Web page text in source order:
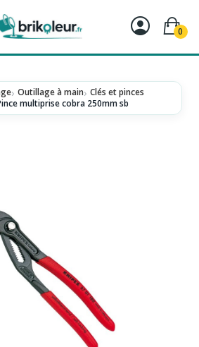
0
Outillage à main Clés et pinces
multiprise cobra 250mm sb